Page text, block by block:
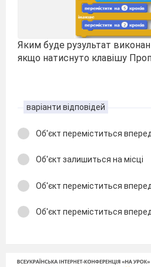
Яким буде рузультат
якщо натиснуто клавішу
варіанти відповідей
Об'єкт переміститься
Об'єкт залишиться на місці
Об'єкт переміститься
Об'єкт переміститься